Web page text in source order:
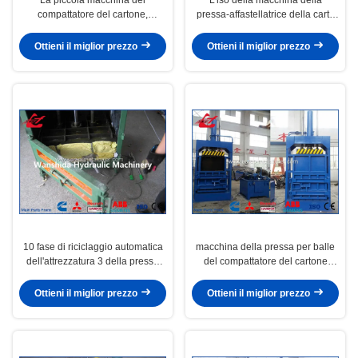
compattatore del cartone,
per balle del cartone facile
Ottieni il miglior prezzo
pressa-affastellatrice della carta
Y82-63
Ottieni il miglior prezzo
10 fase di riciclaggio automatica
dell'attrezzatura 3 della pressa
tonnellata 220 volt
Ottieni il miglior prezzo
macchina della pressa per balle
del compattatore del cartone
della carta straccia del motore di
Siemens
Ottieni il miglior prezzo